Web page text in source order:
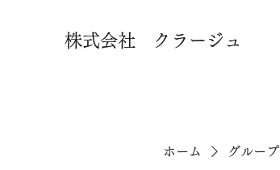
株式会社 クラージュ
ホーム グループ